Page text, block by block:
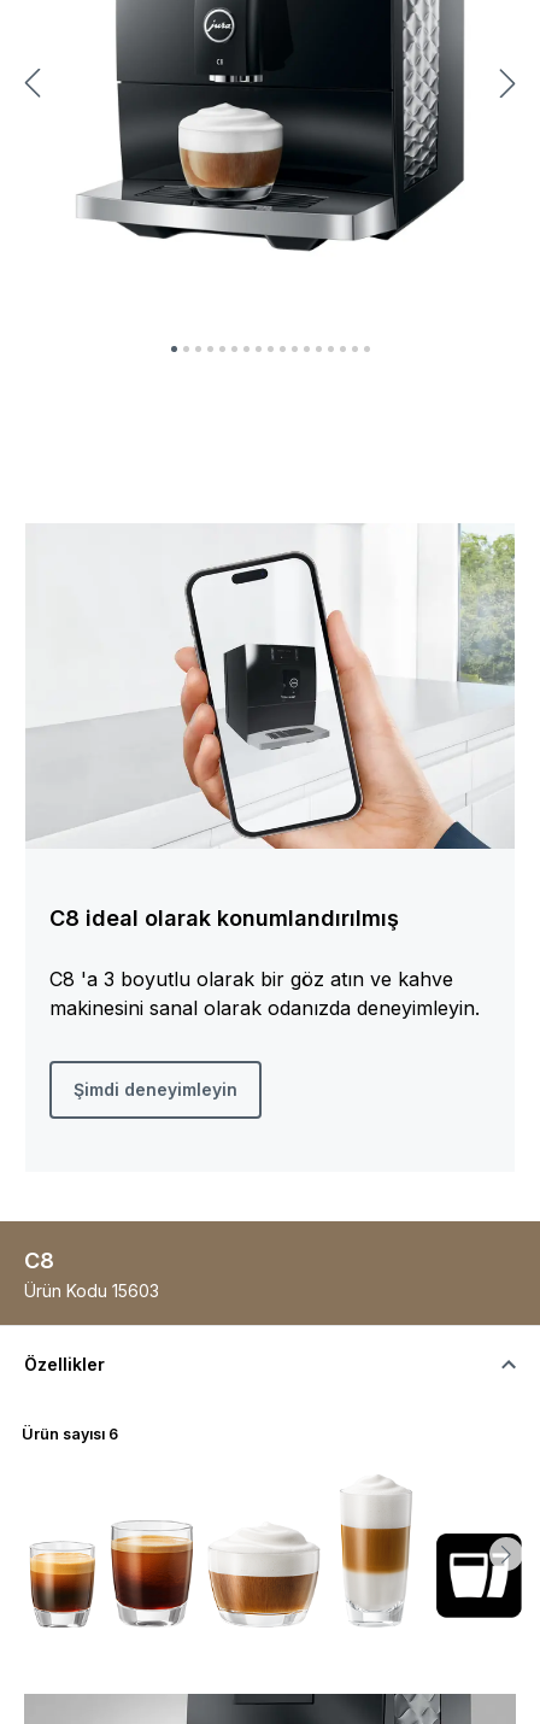
C8 ideal olarak konumlandırılmış
C8 'a 3 boyutlu olarak bir göz atın ve kahve
makinesini sanal olarak odanızda deneyimleyin.
Şimdi deneyimleyin
C8
Ürün Kodu 15603
Özellikler